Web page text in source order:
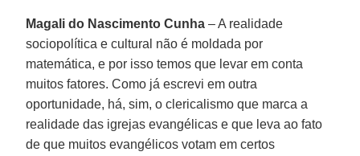
Magali do Nascimento Cunha– A realidade
sociopolítica e cultural não é moldada por
matemática, e por isso temos que levar em conta
muitos fatores. Como já escrevi em outra
oportunidade, há, sim, o clericalismo que marca a
realidade das igrejas evangélicas e que leva ao fato
de que muitos evangélicos votam em certos